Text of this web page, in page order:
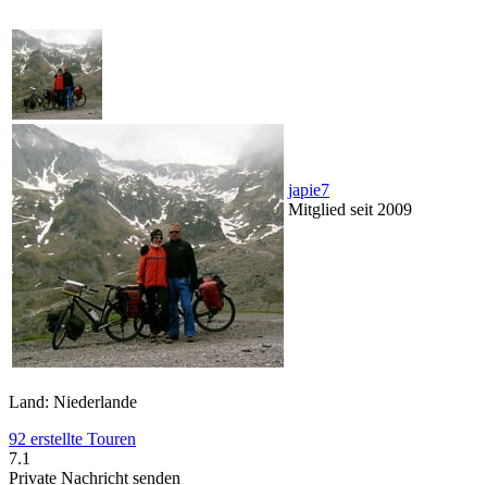
japie7
Mitglied seit 2009
Land: Niederlande
92 erstellte Touren
7.1
Private Nachricht senden